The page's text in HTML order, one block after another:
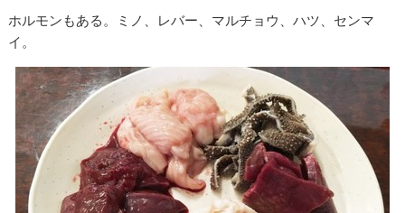
ホルモンもある。ミノ、レバー、マルチョウ、ハツ、センマ
イ。